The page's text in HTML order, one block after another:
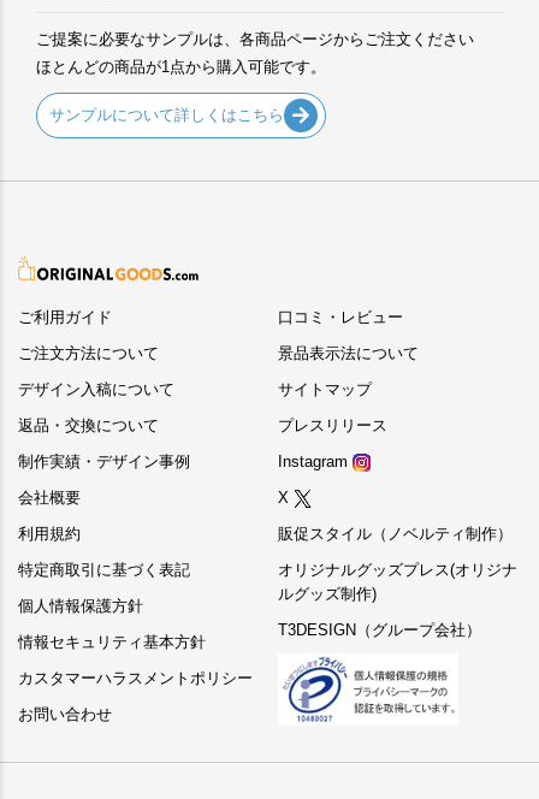
ご提案に必要なサンプルは、各商品ページからご注文ください
ほとんどの商品が1点から購入可能です。
サンプルについて詳しくはこちら
ご利用ガイド
ご注文方法について
デザイン入稿について
返品・交換について
制作実績・デザイン事例
会社概要
利用規約
特定商取引に基づく表記
個人情報保護方針
情報セキュリティ基本方針
カスタマーハラスメントポリシー
お問い合わせ
口コミ・レビュー
景品表示法について
サイトマップ
プレスリリース
Instagram
X
販促スタイル（ノベルティ制作）
オリジナルグッズプレス(オリジナ
ルグッズ制作)
T3DESIGN（グループ会社）